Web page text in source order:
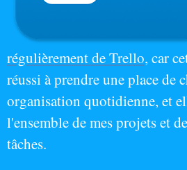
régulièrement de Trello, car
réussi à prendre une place de
organisation quotidienne, et
l'ensemble de mes projets et
tâches.